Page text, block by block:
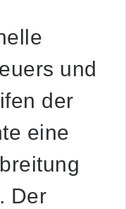
und
der
eine
Der